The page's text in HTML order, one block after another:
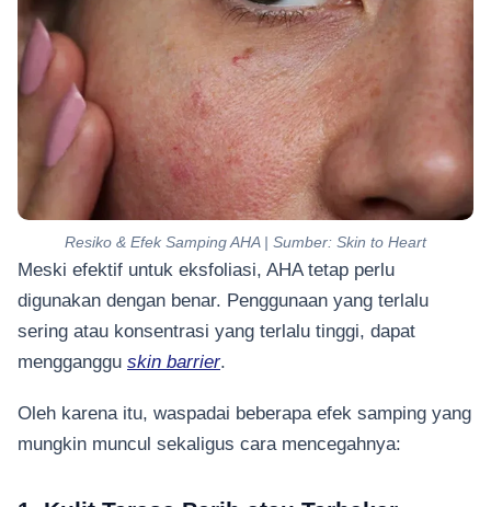
Resiko & Efek Samping AHA | Sumber: Skin to Heart
Meski efektif untuk eksfoliasi, AHA tetap perlu
digunakan dengan benar. Penggunaan yang terlalu
sering atau konsentrasi yang terlalu tinggi, dapat
mengganggu skin barrier.
Oleh karena itu, waspadai beberapa efek samping yang
mungkin muncul sekaligus cara mencegahnya: